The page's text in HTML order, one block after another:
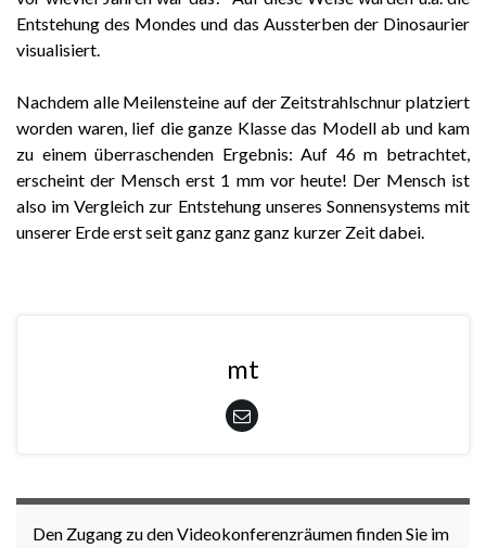
Entstehung des Mondes und das Aussterben der Dinosaurier
visualisiert.
Nachdem alle Meilensteine auf der Zeitstrahlschnur platziert
worden waren, lief die ganze Klasse das Modell ab und kam
zu einem überraschenden Ergebnis: Auf 46 m betrachtet,
erscheint der Mensch erst 1 mm vor heute! Der Mensch ist
also im Vergleich zur Entstehung unseres Sonnensystems mit
unserer Erde erst seit ganz ganz ganz kurzer Zeit dabei.
mt
Den Zugang zu den Videokonferenzräumen finden Sie im